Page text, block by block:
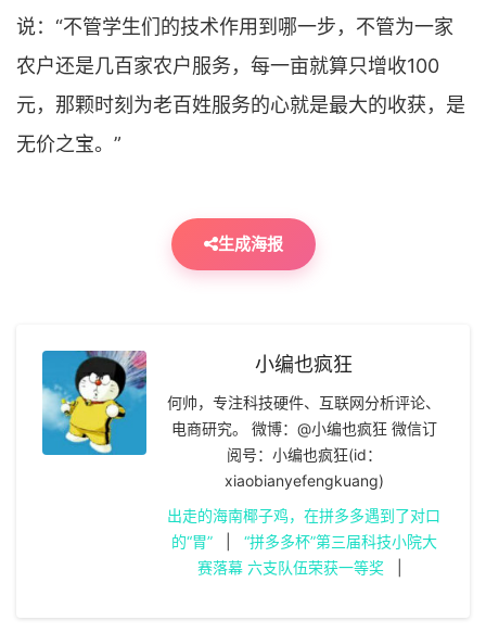
说：“不管学生们的技术作用到哪一步，不管为一家
农户还是几百家农户服务，每一亩就算只增收100
元，那颗时刻为老百姓服务的心就是最大的收获，是
无价之宝。”
生成海报
小编也疯狂
何帅，专注科技硬件、互联网分析评论、
电商研究。 微博：@小编也疯狂 微信订
阅号：小编也疯狂(id：
xiaobianyefengkuang)
出走的海南椰子鸡，在拼多多遇到了对口
的“胃”| “拼多多杯”第三届科技小院大
赛落幕 六支队伍荣获一等奖|